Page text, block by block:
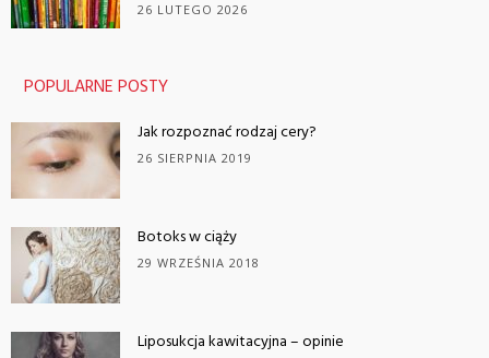
26 LUTEGO 2026
POPULARNE POSTY
Jak rozpoznać rodzaj cery?
26 SIERPNIA 2019
Botoks w ciąży
29 WRZEŚNIA 2018
Liposukcja kawitacyjna – opinie